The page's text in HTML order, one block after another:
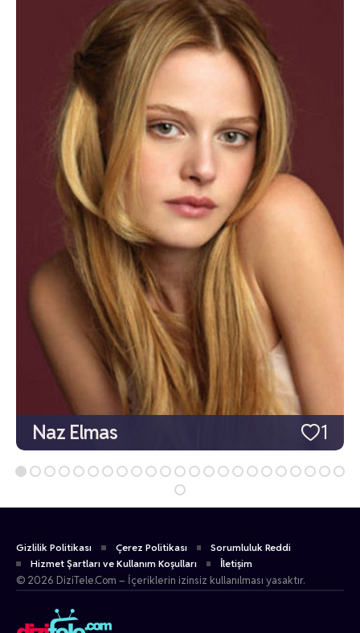
1
Naz Elmas
Gizlilik Politikası Çerez Politikası
Sorumluluk Reddi
Hizmet Şartları ve Kullanım Koşulları
İletişim
© 2026 DiziTele.Com – İçeriklerin izinsiz kullanılması yasaktır.